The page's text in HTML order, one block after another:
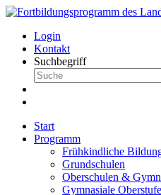
Login
Kontakt
Suchbegriff
Start
Programm
Frühkindliche
Grundschulen
Oberschulen &
Gymnasiale